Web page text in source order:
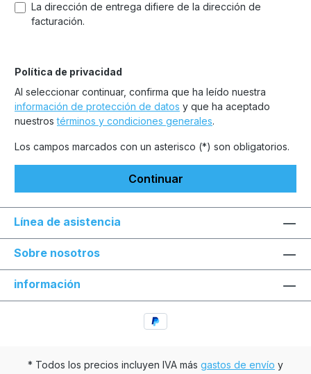
La dirección de entrega difiere de la dirección de
facturación.
Política de privacidad
Al seleccionar continuar, confirma que ha leído nuestra
información de protección de datos y que ha aceptado
nuestrostérminos y condiciones generales.
Los campos marcados con un asterisco (*) son obligatorios.
Continuar
Línea de asistencia
Sobre nosotros
información
* Todos los precios incluyen IVA más gastos de envío y